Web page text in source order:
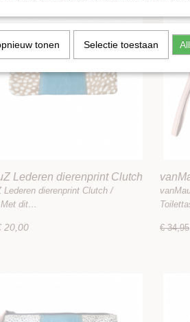
Lederen dierenprint Clutch
Lederen dierenprint Clutch /
Met dit…
20,00
/
€ 34,95
tonen Selectie toestaan